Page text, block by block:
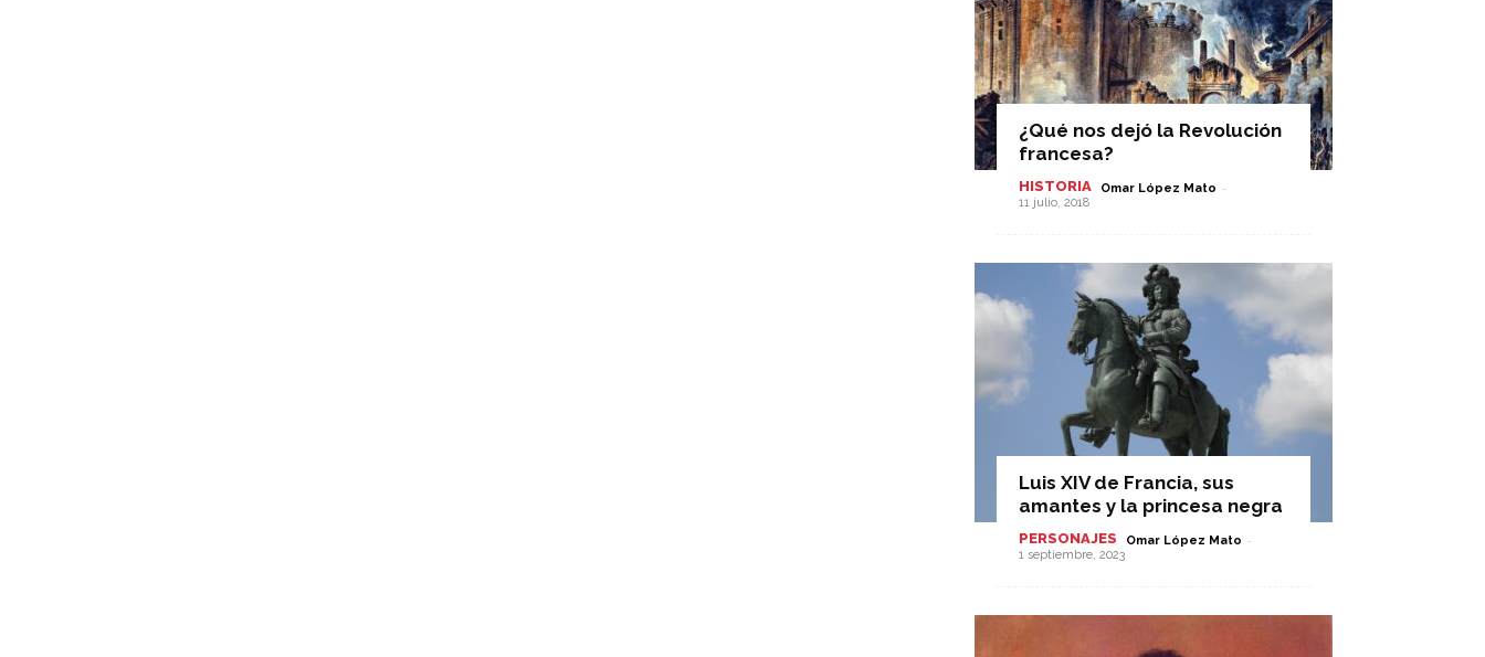
¿Qué nos dejó la Revolución
francesa?
HISTORIA Omar López Mato -
11 julio, 2018
Luis XIV de Francia, sus
amantes y la princesa negra
PERSONAJES Omar López Mato -
1 septiembre, 2023